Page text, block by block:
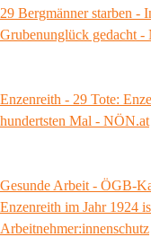
29 Bergmänner starben -
Grubenunglück gedacht -
Enzenreith - 29 Tote:
hundertsten Mal - NÖN.at
Gesunde Arbeit - ÖGB-
Enzenreith im Jahr 1924
Arbeitnehmer:innenschutz